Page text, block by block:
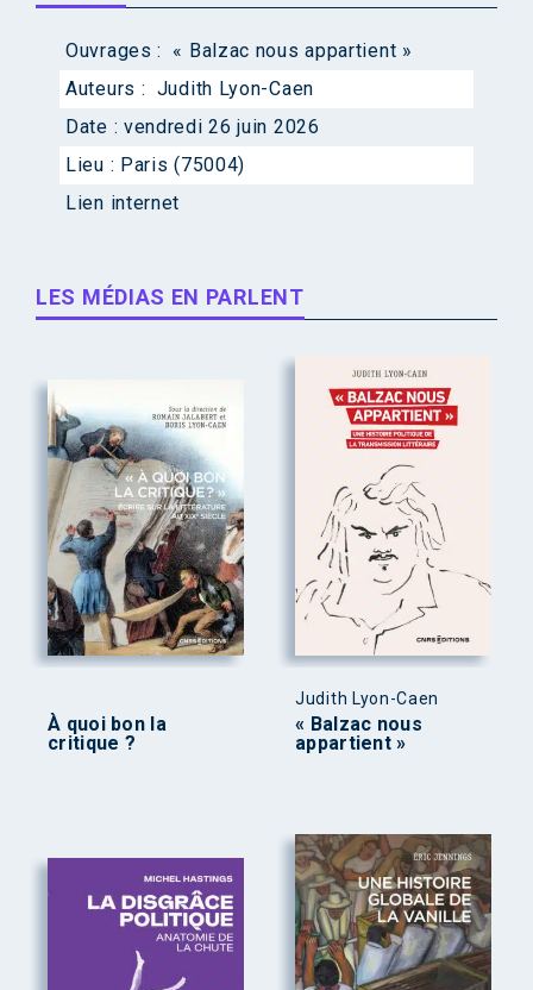
Ouvrages :
« Balzac nous appartient »
Auteurs : Judith Lyon-Caen
Date : vendredi 26 juin 2026
Lieu : Paris (75004)
Lien internet
LES MÉDIAS EN PARLENT
À quoi bon la
critique ?
Judith Lyon-Caen
« Balzac nous
appartient »